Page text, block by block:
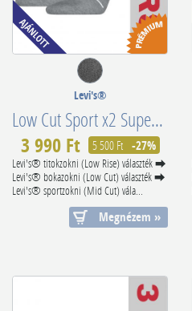
Levi's®
Low Cut Sport x2 Superior Cotton 701203953007
3 990 Ft 5 500 Ft -27%
Levi's® titokzokni (Low Rise) választék ⮕
Levi's® bokazokni (Low Cut) választék ⮕
Levi's® sportzokni (Mid Cut) vála...
Megnézem »